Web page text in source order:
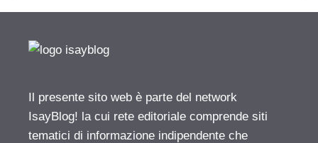
Il presente sito web è parte del network
IsayBlog! la cui rete editoriale comprende siti
tematici di informazione indipendente che